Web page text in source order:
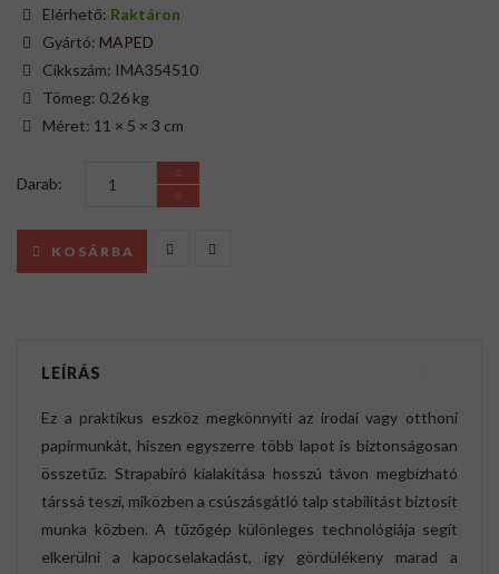
Elérhető: Raktáron
Gyártó: MAPED
Cikkszám: IMA354510
Tömeg: 0.26 kg
Méret: 11 × 5 × 3 cm
Darab:
KOSÁRBA
LEÍRÁS
Ez a praktikus eszköz megkönnyíti az irodai vagy otthoni
papírmunkát, hiszen egyszerre több lapot is biztonságosan
összetűz. Strapabíró kialakítása hosszú távon megbízható
társsá teszi, miközben a csúszásgátló talp stabilitást biztosít
munka közben. A tűzőgép különleges technológiája segít
elkerülni a kapocselakadást, így gördülékeny marad a